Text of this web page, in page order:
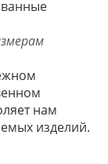
нам
изделий.